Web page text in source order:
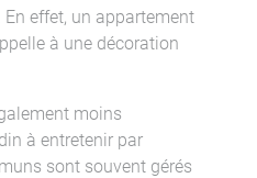
effet, un appartement
à une décoration
moins
à entretenir par
sont souvent gérés